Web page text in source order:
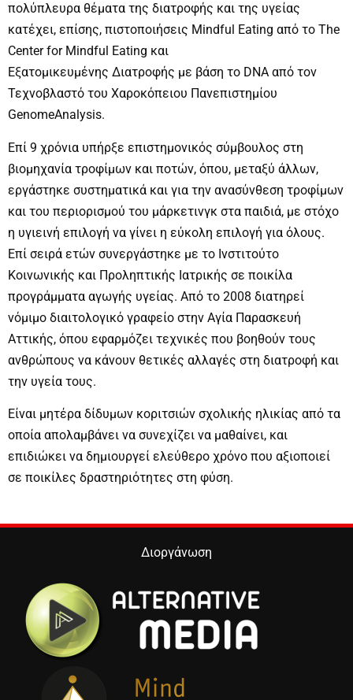
πολύπλευρα θέματα της διατροφής και της υγείας
κατέχει, επίσης, πιστοποιήσεις Mindful Eating από το The
Center for Mindful Eating και
Εξατομικευμένης Διατροφής με βάση το DNA από τον
Τεχνοβλαστό του Χαροκόπειου Πανεπιστημίου
GenomeAnalysis.
Επί 9 χρόνια υπήρξε επιστημονικός σύμβουλος στη
βιομηχανία τροφίμων και ποτών, όπου, μεταξύ άλλων,
εργάστηκε συστηματικά και για την ανασύνθεση τροφίμων
και του περιορισμού του μάρκετινγκ στα παιδιά, με στόχο
η υγιεινή επιλογή να γίνει η εύκολη επιλογή για όλους.
Επί σειρά ετών συνεργάστηκε με το Ινστιτούτο
Κοινωνικής και Προληπτικής Ιατρικής σε ποικίλα
προγράμματα αγωγής υγείας. Από το 2008 διατηρεί
νόμιμο διαιτολογικό γραφείο στην Αγία Παρασκευή
Αττικής, όπου εφαρμόζει τεχνικές που βοηθούν τους
ανθρώπους να κάνουν θετικές αλλαγές στη διατροφή και
την υγεία τους.
Είναι μητέρα δίδυμων κοριτσιών σχολικής ηλικίας από τα
οποία απολαμβάνει να συνεχίζει να μαθαίνει, και
επιδιώκει να δημιουργεί ελεύθερο χρόνο που αξιοποιεί
σε ποικίλες δραστηριότητες στη φύση.
Διοργάνωση